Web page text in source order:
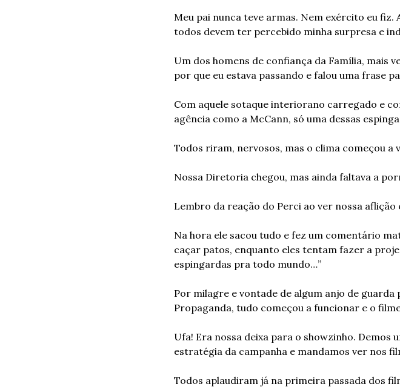
Meu pai nunca teve armas. Nem exército eu
todos devem ter percebido minha surpresa e
Um dos homens de confiança da Família, mais
por que eu estava passando e falou uma frase
Com aquele sotaque interiorano carregado e
agência como a McCann, só uma dessas
Todos riram, nervosos, mas o clima começou a
Nossa Diretoria chegou, mas ainda faltava a
Lembro da reação do Perci ao ver nossa
Na hora ele sacou tudo e fez um comentário
caçar patos, enquanto eles tentam fazer a
espingardas pra todo mundo…”
Por milagre e vontade de algum anjo de
Propaganda, tudo começou a funcionar e o
Ufa! Era nossa deixa para o showzinho.
estratégia da campanha e mandamos ver nos
Todos aplaudiram já na primeira passada dos